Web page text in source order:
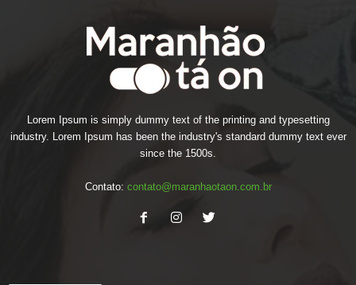
Lorem Ipsum is simply dummy text of the printing and typesetting
industry. Lorem Ipsum has been the industry's standard dummy text ever
since the 1500s.
Contato: contato@maranhaotaon.com.br